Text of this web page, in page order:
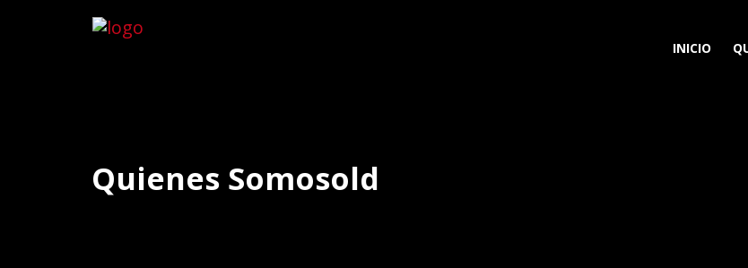
INICIO
Quienes Somosold